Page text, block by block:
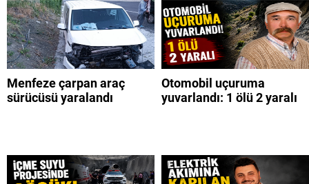
Menfeze çarpan araç
sürücüsü yaralandı
Otomobil uçuruma
yuvarlandı: 1 ölü 2 yaralı